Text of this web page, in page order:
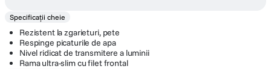
Specificații cheie
Rezistent la zgarieturi, pete
Respinge picaturile de apa
Nivel ridicat de transmitere a luminii
Rama ultra-slim cu filet frontal